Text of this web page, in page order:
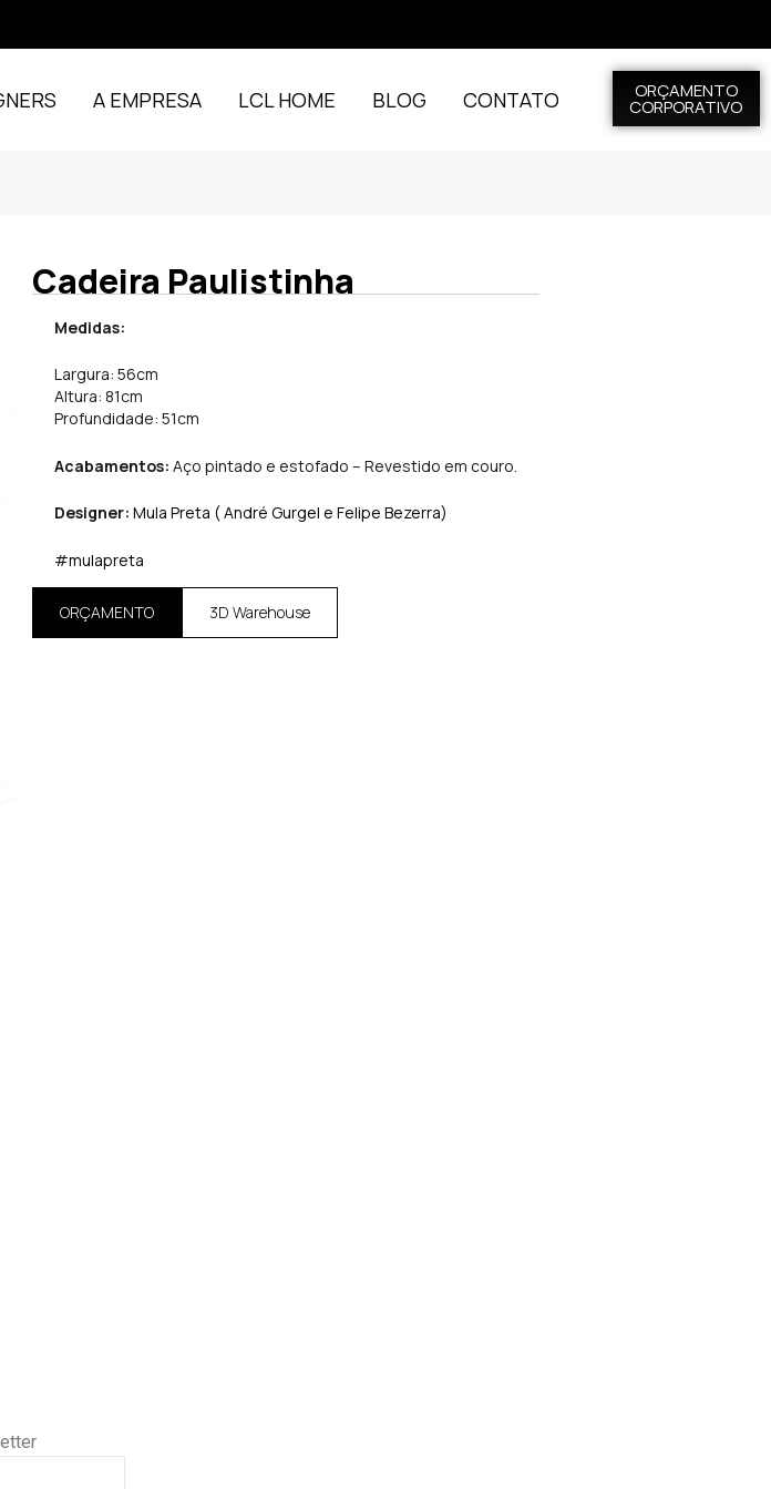
A EMPRESA LCL HOME BLOG CONTATO ORÇAMENTO
CORPORATIVO
Cadeira Paulistinha
Medidas:
Largura: 56cm
Altura: 81cm
Profundidade: 51cm
Acabamentos: Aço pintado e estofado – Revestido em couro.
Designer: Mula Preta ( André Gurgel e Felipe Bezerra)
#mulapreta
ORÇAMENTO 3D Warehouse